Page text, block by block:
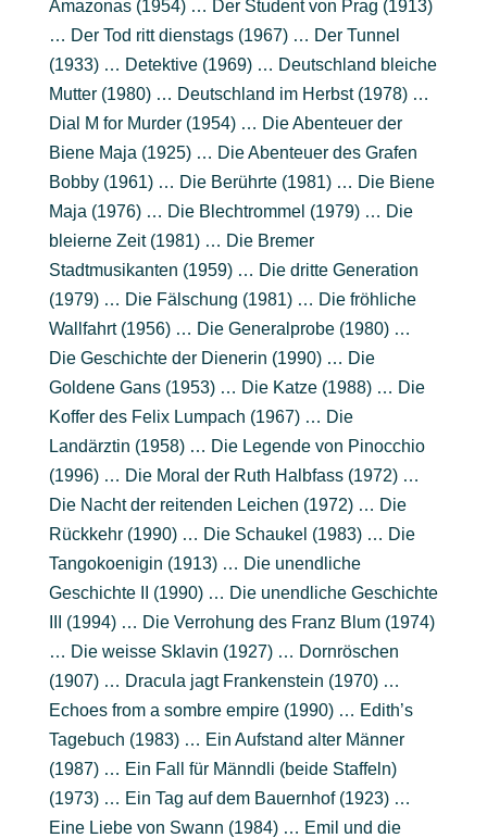
Amazonas (1954) … Der Student von Prag (1913)
… Der Tod ritt dienstags (1967) … Der Tunnel
(1933) … Detektive (1969) … Deutschland bleiche
Mutter (1980) … Deutschland im Herbst (1978) …
Dial M for Murder (1954) … Die Abenteuer der
Biene Maja (1925) … Die Abenteuer des Grafen
Bobby (1961) … Die Berührte (1981) … Die Biene
Maja (1976) … Die Blechtrommel (1979) … Die
bleierne Zeit (1981) … Die Bremer
Stadtmusikanten (1959) … Die dritte Generation
(1979) … Die Fälschung (1981) … Die fröhliche
Wallfahrt (1956) … Die Generalprobe (1980) …
Die Geschichte der Dienerin (1990) … Die
Goldene Gans (1953) … Die Katze (1988) … Die
Koffer des Felix Lumpach (1967) … Die
Landärztin (1958) … Die Legende von Pinocchio
(1996) … Die Moral der Ruth Halbfass (1972) …
Die Nacht der reitenden Leichen (1972) … Die
Rückkehr (1990) … Die Schaukel (1983) … Die
Tangokoenigin (1913) … Die unendliche
Geschichte II (1990) … Die unendliche Geschichte
III (1994) … Die Verrohung des Franz Blum (1974)
… Die weisse Sklavin (1927) … Dornröschen
(1907) … Dracula jagt Frankenstein (1970) …
Echoes from a sombre empire (1990) … Edith’s
Tagebuch (1983) … Ein Aufstand alter Männer
(1987) … Ein Fall für Männdli (beide Staffeln)
(1973) … Ein Tag auf dem Bauernhof (1923) …
Eine Liebe von Swann (1984) … Emil und die